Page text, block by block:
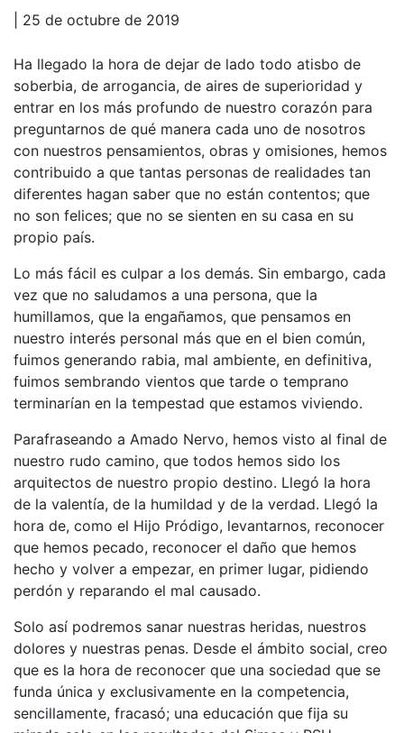
| 25 de octubre de 2019
Ha llegado la hora de dejar de lado todo atisbo de
soberbia, de arrogancia, de aires de superioridad y
entrar en los más profundo de nuestro corazón para
preguntarnos de qué manera cada uno de nosotros
con nuestros pensamientos, obras y omisiones, hemos
contribuido a que tantas personas de realidades tan
diferentes hagan saber que no están contentos; que
no son felices; que no se sienten en su casa en su
propio país.
Lo más fácil es culpar a los demás. Sin embargo, cada
vez que no saludamos a una persona, que la
humillamos, que la engañamos, que pensamos en
nuestro interés personal más que en el bien común,
fuimos generando rabia, mal ambiente, en definitiva,
fuimos sembrando vientos que tarde o temprano
terminarían en la tempestad que estamos viviendo.
Parafraseando a Amado Nervo, hemos visto al final de
nuestro rudo camino, que todos hemos sido los
arquitectos de nuestro propio destino. Llegó la hora
de la valentía, de la humildad y de la verdad. Llegó la
hora de, como el Hijo Pródigo, levantarnos, reconocer
que hemos pecado, reconocer el daño que hemos
hecho y volver a empezar, en primer lugar, pidiendo
perdón y reparando el mal causado.
Solo así podremos sanar nuestras heridas, nuestros
dolores y nuestras penas. Desde el ámbito social, creo
que es la hora de reconocer que una sociedad que se
funda única y exclusivamente en la competencia,
sencillamente, fracasó; una educación que fija su